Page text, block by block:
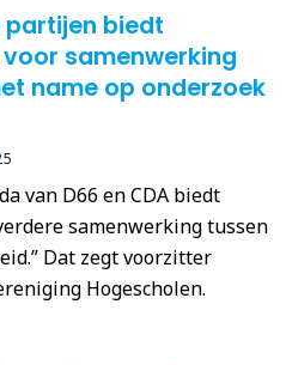
biedt
samenwerking
name op onderzoek
van D66 en CDA biedt
samenwerking tussen
Dat zegt voorzitter
Hogescholen.